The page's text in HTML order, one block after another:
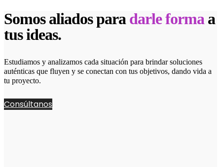
Somos aliados para darle forma a
tus ideas.
Estudiamos y analizamos cada situación para brindar soluciones
auténticas que fluyen y se conectan con tus objetivos, dando vida a
tu proyecto.
Consúltanos